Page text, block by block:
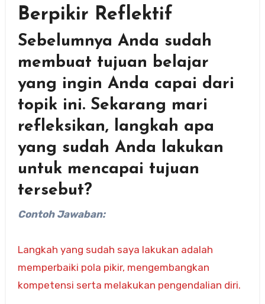
Berpikir Reflektif
Sebelumnya Anda sudah
membuat tujuan belajar
yang ingin Anda capai dari
topik ini. Sekarang mari
refleksikan, langkah apa
yang sudah Anda lakukan
untuk mencapai tujuan
tersebut?
Contoh Jawaban:
Langkah yang sudah saya lakukan adalah
memperbaiki pola pikir, mengembangkan
kompetensi serta melakukan pengendalian diri.